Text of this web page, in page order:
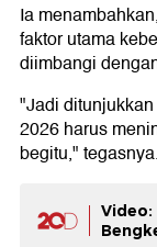
Ia
faktor utama
diimbangi
"Jadi
2026 harus
begitu," tegasnya.
Video: